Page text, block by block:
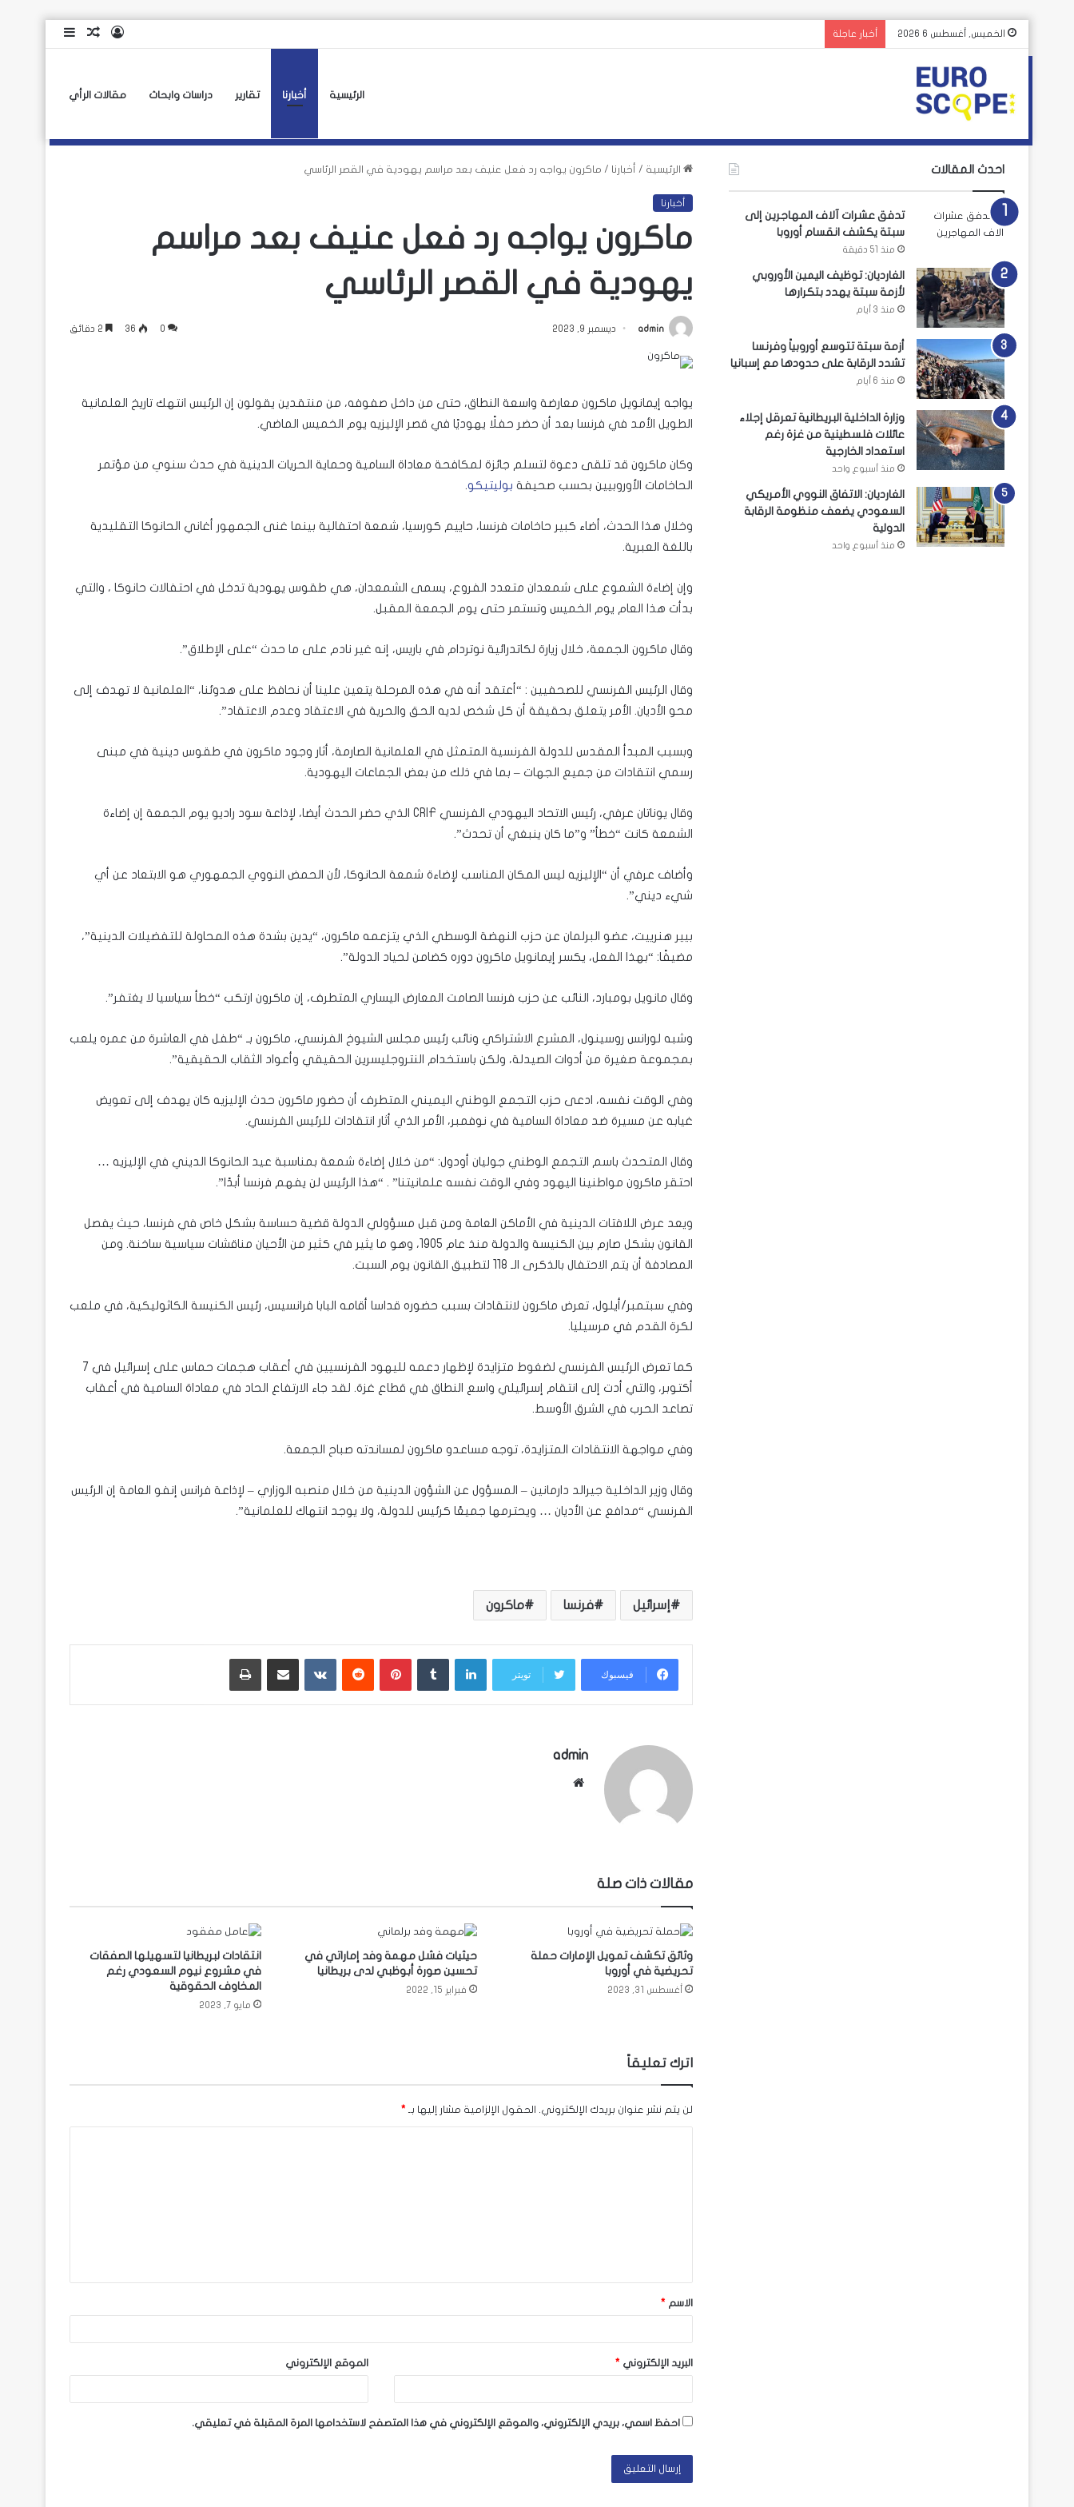
الخميس, أغسطس 6 2026 أخبار عاجلة إضافةمقالتسجيل
الرئيسية أخبارنا تقارير دراسات وابحاث مقالات الرأي
الرئيسية / أخبارنا / ماكرون يواجه رد فعل عنيف بعد مراسم يهودية في القصر الرئاسي
أخبارنا
ماكرون يواجه رد فعل عنيف بعد مراسم
يهودية في القصر الرئاسي
admin ديسمبر 9, 2023 0
36
يواجه إيمانويل ماكرون معارضة واسعة النطاق، حتى من داخل صفوفه، من منتقدين يقولون إن الرئيس انتهك تاريخ العلمانية
الطويل الأمد في فرنسا بعد أن حضر حفلًا يهوديًا في قصر الإليزيه يوم الخميس الماضي.
وكان ماكرون قد تلقى دعوة لتسلم جائزة لمكافحة معاداة السامية وحماية الحريات الدينية في حدث سنوي من مؤتمر
الحاخامات الأوروبيين بحسب صحيفة بوليتيكو.
وخلال هذا الحدث، أضاء كبير حاخامات فرنسا، حاييم كورسيا، شمعة احتفالية بينما غنى الجمهور أغاني الحانوكا التقليدية
باللغة العبرية.
وإن إضاءة الشموع على شمعدان متعدد الفروع، يسمى الشمعدان، هي طقوس يهودية تدخل في احتفالات حانوكا ، والتي
بدأت هذا العام يوم الخميس وتستمر حتى يوم الجمعة المقبل.
وقال ماكرون الجمعة، خلال زيارة لكاتدرائية نوتردام في باريس، إنه غير نادم على ما حدث “على الإطلاق”.
وقال الرئيس الفرنسي للصحفيين : “أعتقد أنه في هذه المرحلة يتعين علينا أن نحافظ على هدوئنا، “العلمانية لا تهدف إلى
محو الأديان. الأمر يتعلق بحقيقة أن كل شخص لديه الحق والحرية في الاعتقاد وعدم الاعتقاد”.
وبسبب المبدأ المقدس للدولة الفرنسية المتمثل في العلمانية الصارمة، أثار وجود ماكرون في طقوس دينية في مبنى
رسمي انتقادات من جميع الجهات – بما في ذلك من بعض الجماعات اليهودية.
وقال يوناتان عرفي، رئيس الاتحاد اليهودي الفرنسي CRIF الذي حضر الحدث أيضا، لإذاعة سود راديو يوم الجمعة إن إضاءة
الشمعة كانت “خطأ” و”ما كان ينبغي أن تحدث”.
وأضاف عرفي أن “الإليزيه ليس المكان المناسب لإضاءة شمعة الحانوكا، لأن الحمض النووي الجمهوري هو الابتعاد عن أي
شيء ديني”.
بيير هنرييت، عضو البرلمان عن حزب النهضة الوسطي الذي يتزعمه ماكرون، “يدين بشدة هذه المحاولة للتفضيلات الدينية”،
مضيفًا: “بهذا الفعل، يكسر إيمانويل ماكرون دوره كضامن لحياد الدولة”.
وقال مانويل بومبارد، النائب عن حزب فرنسا الصامت المعارض اليساري المتطرف، إن ماكرون ارتكب “خطأ سياسيا لا يغتفر”.
وشبه لورانس روسينول، المشرع الاشتراكي ونائب رئيس مجلس الشيوخ الفرنسي، ماكرون بـ “طفل في العاشرة من عمره يلعب
بمجموعة صغيرة من أدوات الصيدلة، ولكن باستخدام النتروجليسرين الحقيقي وأعواد الثقاب الحقيقية”.
وفي الوقت نفسه، ادعى حزب التجمع الوطني اليميني المتطرف أن حضور ماكرون حدث الإليزيه كان يهدف إلى تعويض
غيابه عن مسيرة ضد معاداة السامية في نوفمبر، الأمر الذي أثار انتقادات للرئيس الفرنسي.
وقال المتحدث باسم التجمع الوطني جوليان أودول: “من خلال إضاءة شمعة بمناسبة عيد الحانوكا الديني في الإليزيه …
احتقر ماكرون مواطنينا اليهود وفي الوقت نفسه علمانيتنا” . “هذا الرئيس لن يفهم فرنسا أبدًا”.
ويعد عرض اللافتات الدينية في الأماكن العامة ومن قبل مسؤولي الدولة قضية حساسة بشكل خاص في فرنسا، حيث يفصل
القانون بشكل صارم بين الكنيسة والدولة منذ عام 1905، وهو ما يثير في كثير من الأحيان مناقشات سياسية ساخنة. ومن
المصادفة أن يتم الاحتفال بالذكرى الـ 118 لتطبيق القانون يوم السبت.
وفي سبتمبر/أيلول، تعرض ماكرون لانتقادات بسبب حضوره قداسا أقامه البابا فرانسيس، رئيس الكنيسة الكاثوليكية، في ملعب
لكرة القدم في مرسيليا.
كما تعرض الرئيس الفرنسي لضغوط متزايدة لإظهار دعمه لليهود الفرنسيين في أعقاب هجمات حماس على إسرائيل في 7
أكتوبر، والتي أدت إلى انتقام إسرائيلي واسع النطاق في قطاع غزة. لقد جاء الارتفاع الحاد في معاداة السامية في أعقاب
تصاعد الحرب في الشرق الأوسط.
وفي مواجهة الانتقادات المتزايدة، توجه مساعدو ماكرون لمساندته صباح الجمعة.
وقال وزير الداخلية جيرالد دارمانين – المسؤول عن الشؤون الدينية من خلال منصبه الوزاري – لإذاعة فرانس إنفو العامة إن الرئيس
الفرنسي “مدافع عن الأديان … ويحترمها جميعًا كرئيس للدولة، ولا يوجد انتهاك للعلمانية”.
إسرائيل فرنسا ماكرون
فيسبوك تويتر
لينكدإن بينتيريست مشاركة عبر البريد طباعة
admin
مقالات ذات صلة
وثائق تكشف تمويل الإمارات حملة
تحريضية في أوروبا
أغسطس 31, 2023
حيثيات فشل مهمة وفد إماراتي في
تحسين صورة أبوظبي لدى بريطانيا
فبراير 15, 2022
انتقادات لبريطانيا لتسهيلها الصفقات
في مشروع نيوم السعودي رغم
المخاوف الحقوقية
مايو 7, 2023
اترك تعليقاً
لن يتم نشر عنوان بريدك الإلكتروني. الحقول الإلزامية مشار إليها بـ *
ق
*
الاسم *
البريد الإلكتروني * الموقع الإلكتروني
احفظ اسمي، بريدي الإلكتروني، والموقع الإلكتروني في هذا المتصفح لاستخدامها المرة المقبلة في تعليقي.
احدث المقالات
تدفق عشرات آلاف المهاجرين إلى
سبتة يكشف انقسام أوروبا
منذ 51 دقيقة
الغارديان: توظيف اليمين الأوروبي
لأزمة سبتة يهدد بتكرارها
منذ 3 أيام
أزمة سبتة تتوسع أوروبياً وفرنسا
تشدد الرقابة على حدودها مع إسبانيا
منذ 6 أيام
وزارة الداخلية البريطانية تعرقل إجلاء
عائلات فلسطينية من غزة رغم
استعداد الخارجية
منذ أسبوع واحد
الغارديان: الاتفاق النووي الأمريكي
السعودي يضعف منظومة الرقابة
الدولية
منذ أسبوع واحد